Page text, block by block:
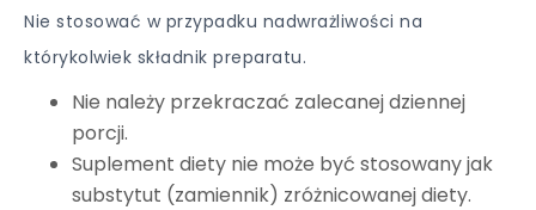
Nie stosować w przypadku nadwrażliwości na
którykolwiek składnik preparatu.
Nie należy przekraczać zalecanej dziennej
porcji.
Suplement diety nie może być stosowany jak
substytut (zamiennik) zróżnicowanej diety.